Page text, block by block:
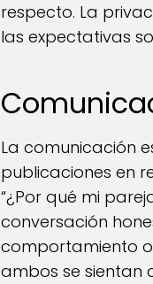
respecto. La
las expectativas
La comunicación
publicaciones en
“¿Por qué mi
conversación
comportamiento
ambos se sientan